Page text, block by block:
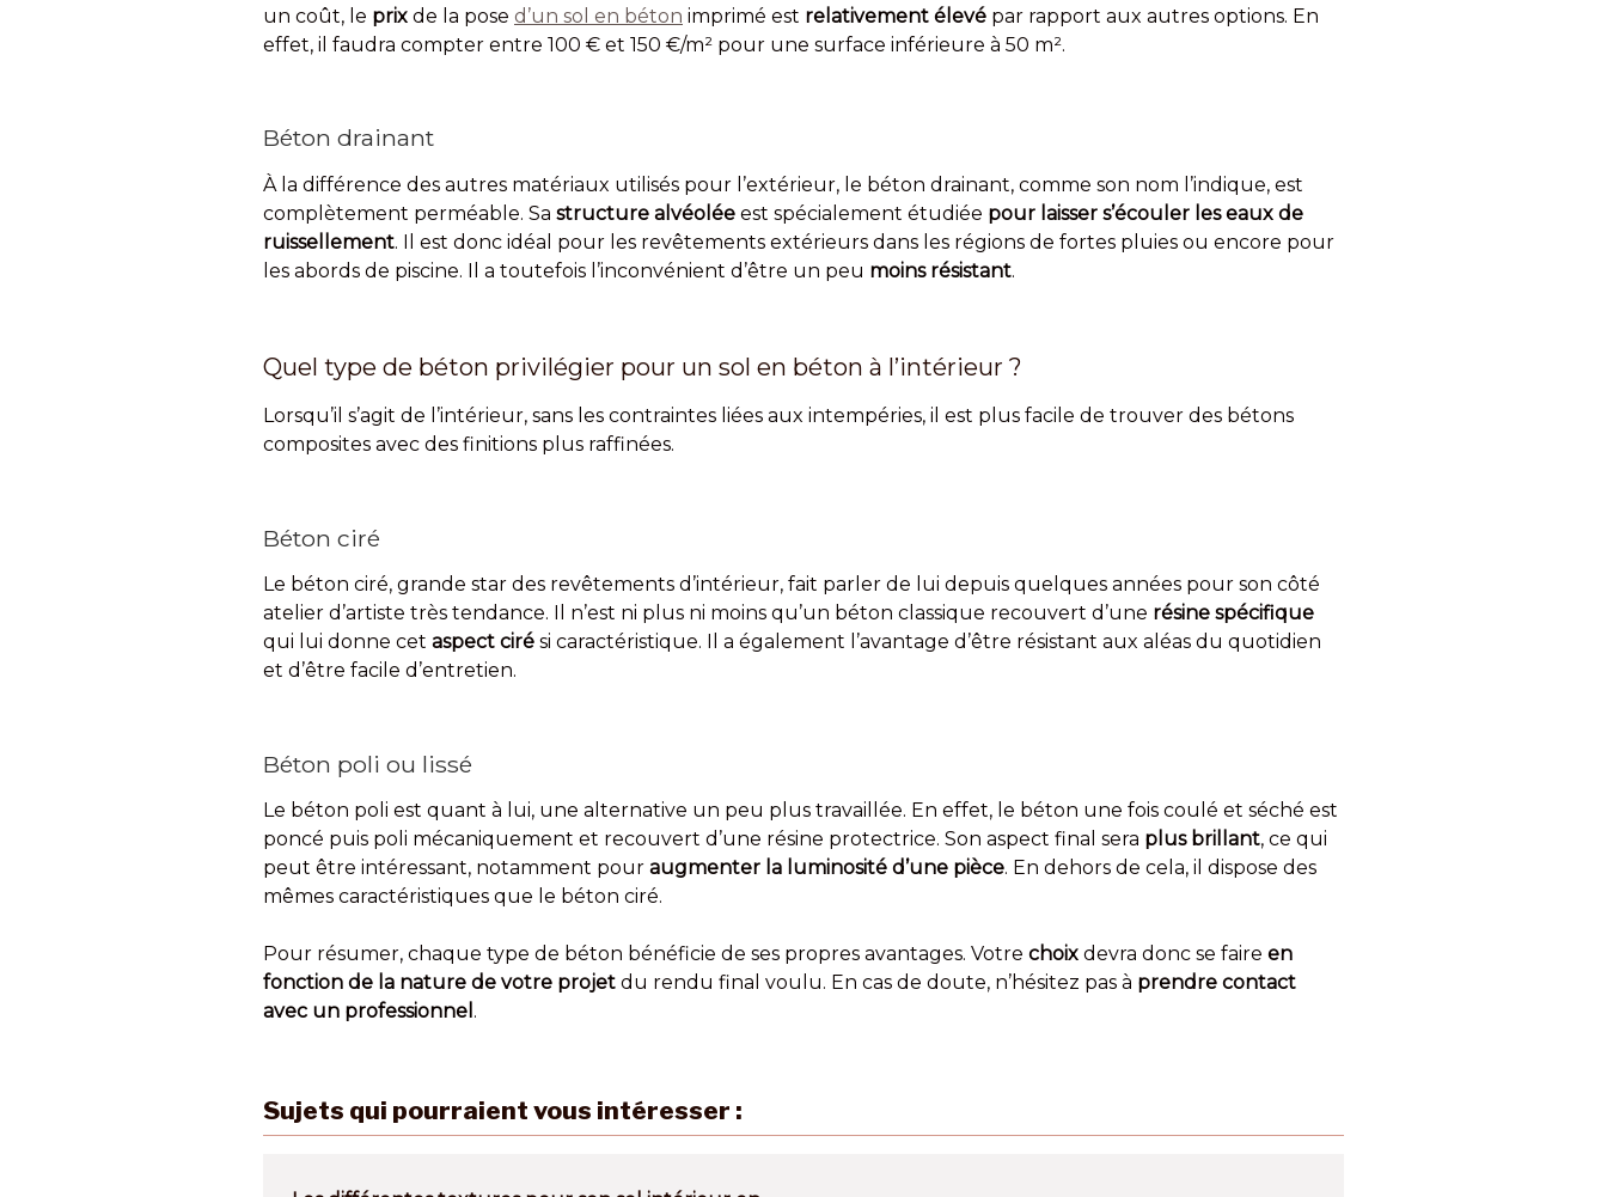
un coût, le prix de la pose d’un sol en béton imprimé est relativement élevé par rapport aux autres options. En
effet, il faudra compter entre 100 € et 150 €/m² pour une surface inférieure à 50 m².
Béton drainant
À la différence des autres matériaux utilisés pour l’extérieur, le béton drainant, comme son nom l’indique, est
complètement perméable. Sa structure alvéolée est spécialement étudiée pour laisser s’écouler les eaux de
ruissellement. Il est donc idéal pour les revêtements extérieurs dans les régions de fortes pluies ou encore pour
les abords de piscine. Il a toutefois l’inconvénient d’être un peu moins résistant.
Quel type de béton privilégier pour un sol en béton à l’intérieur ?
Lorsqu’il s’agit de l’intérieur, sans les contraintes liées aux intempéries, il est plus facile de trouver des bétons
composites avec des finitions plus raffinées.
Béton ciré
Le béton ciré, grande star des revêtements d’intérieur, fait parler de lui depuis quelques années pour son côté
atelier d’artiste très tendance. Il n’est ni plus ni moins qu’un béton classique recouvert d’une résine spécifique
qui lui donne cet aspect ciré si caractéristique. Il a également l’avantage d’être résistant aux aléas du quotidien
et d’être facile d’entretien.
Béton poli ou lissé
Le béton poli est quant à lui, une alternative un peu plus travaillée. En effet, le béton une fois coulé et séché est
poncé puis poli mécaniquement et recouvert d’une résine protectrice. Son aspect final sera plus brillant, ce qui
peut être intéressant, notamment pour augmenter la luminosité d’une pièce. En dehors de cela, il dispose des
mêmes caractéristiques que le béton ciré.
Pour résumer, chaque type de béton bénéficie de ses propres avantages. Votre choix devra donc se faire en
fonction de la nature de votre projet du rendu final voulu. En cas de doute, n’hésitez pas à prendre contact
avec un professionnel .
Sujets qui pourraient vous intéresser :